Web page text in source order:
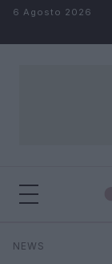
Salta al contenuto
6 Agosto 2026
Cerca
NEWS